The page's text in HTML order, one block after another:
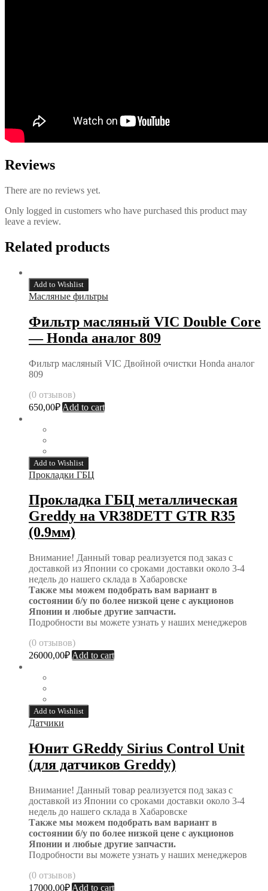
Reviews
There are no reviews yet.
Only logged in customers who have purchased this product may
leave a review.
Related products
Add to Wishlist
Масляные фильтры
Фильтр масляный VIC Double Core
— Honda аналог 809
Фильтр масляный VIC Двойной очистки Honda аналог
809
(0 отзывов)
650,00₽ Add to cart
Add to Wishlist
Прокладки ГБЦ
Прокладка ГБЦ металлическая
Greddy на VR38DETT GTR R35
(0.9мм)
Внимание! Данный товар реализуется под заказ с
доставкой из Японии со сроками доставки около 3-4
недель до нашего склада в Хабаровске
Также мы можем подобрать вам вариант в
состоянии б/у по более низкой цене с аукционов
Японии и любые другие запчасти.
Подробности вы можете узнать у наших менеджеров
(0 отзывов)
26000,00₽ Add to cart
Add to Wishlist
Датчики
Юнит GReddy Sirius Control Unit
(для датчиков Greddy)
Внимание! Данный товар реализуется под заказ с
доставкой из Японии со сроками доставки около 3-4
недель до нашего склада в Хабаровске
Также мы можем подобрать вам вариант в
состоянии б/у по более низкой цене с аукционов
Японии и любые другие запчасти.
Подробности вы можете узнать у наших менеджеров
(0 отзывов)
17000,00₽ Add to cart